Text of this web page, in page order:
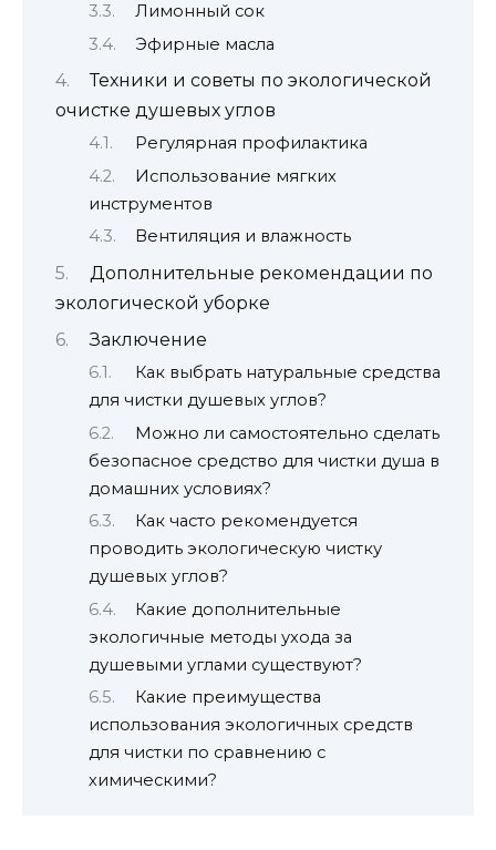
Лимонный сок
Эфирные масла
Техники и советы по экологической
очистке душевых углов
Регулярная профилактика
Использование мягких
инструментов
Вентиляция и влажность
Дополнительные рекомендации по
экологической уборке
Заключение
Как выбрать натуральные средства
для чистки душевых углов?
Можно ли самостоятельно сделать
безопасное средство для чистки душа в
домашних условиях?
Как часто рекомендуется
проводить экологическую чистку
душевых углов?
Какие дополнительные
экологичные методы ухода за
душевыми углами существуют?
Какие преимущества
использования экологичных средств
для чистки по сравнению с
химическими?